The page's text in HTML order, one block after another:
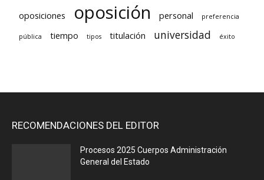
oposiciones oposición personal preferencia
pública tiempo tipos titulación universidad éxito
RECOMENDACIONES DEL EDITOR
Procesos 2025 Cuerpos Administración
General del Estado